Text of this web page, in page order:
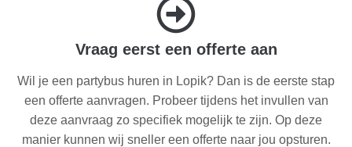
Vraag eerst een offerte aan
Wil je een partybus huren in Lopik? Dan is de eerste stap
een offerte aanvragen. Probeer tijdens het invullen van
deze aanvraag zo specifiek mogelijk te zijn. Op deze
manier kunnen wij sneller een offerte naar jou opsturen.